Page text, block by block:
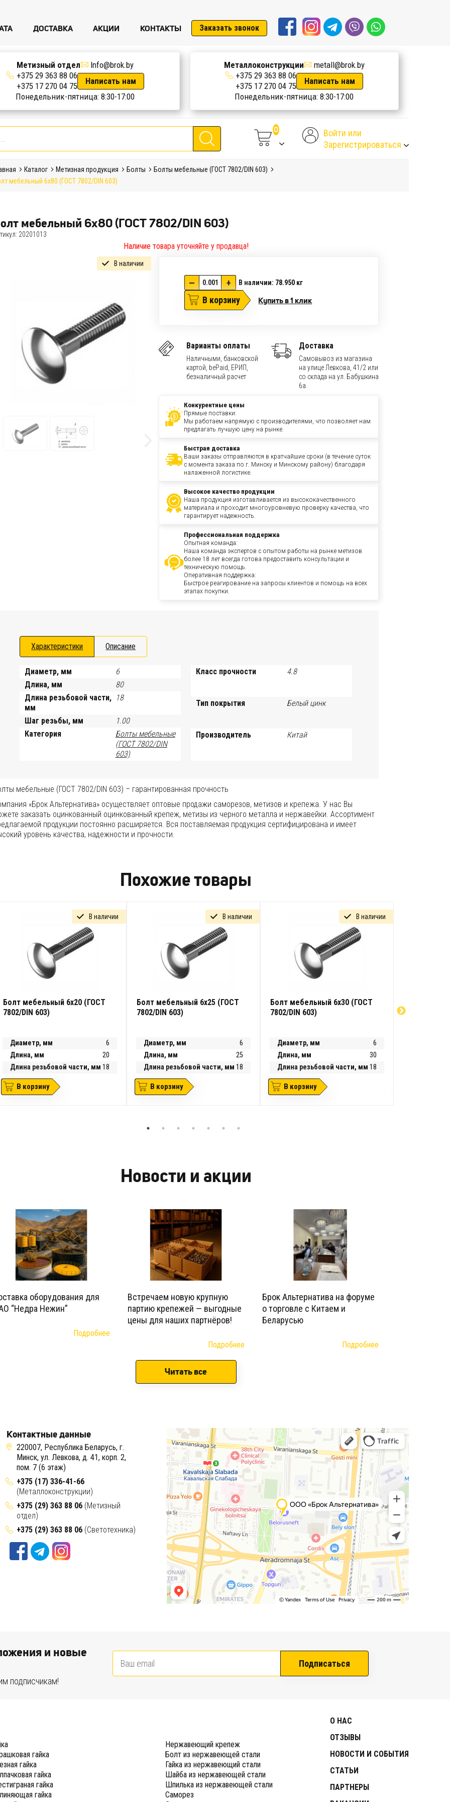
ДОСТАВКА АКЦИИ КОНТАКТЫ Заказать звонок
Метизный отдел
Info@brok.by
+375 29 363 88 06
+375 17 270 04 75
Написать нам
Понедельник-пятница: 8:30-17:00
Металлоконструкции
metall@brok.by
+375 29 363 88 06
+375 17 270 04 75
Написать нам
Понедельник-пятница: 8:30-17:00
Войти или
Зарегистрироваться
Каталог Метизная продукция Болты
Болты мебельные (ГОСТ 7802/DIN 603)
мебельный 6х80 (ГОСТ 7802/DIN 603)
мебельный 6х80 (ГОСТ 7802/DIN 603)
20201013
Наличие товара уточняйте у продавца!
В наличии
— + В наличии: 78.950 кг
В корзину Купить в 1 клик
Варианты оплаты
Наличными, банковской
картой, bePaid, ЕРИП,
безналичный расчет
Доставка
Самовывоз из магазина
на улице Левкова, 41/2 или
со склада на ул. Бабушкина
6а
Конкурентные цены
Прямые поставки:
Мы работаем напрямую с производителями, что позволяет нам
предлагать лучшую цену на рынке.
Быстрая доставка
Ваши заказы отправляются в кратчайшие сроки (в течение суток
с момента заказа по г. Минску и Минскому району) благодаря
налаженной логистике.
Высокое качество продукции
Наша продукция изготавливается из высококачественного
материала и проходит многоуровневую проверку качества, что
гарантирует надежность.
Профессиональная поддержка
Опытная команда:
Наша команда экспертов с опытом работы на рынке метизов
более 18 лет всегда готова предоставить консультации и
техническую помощь.
Оперативная поддержка:
Быстрое реагирование на запросы клиентов и помощь на всех
этапах покупки.
Характеристики Описание
Диаметр, мм
6
Длина, мм
80
Длина резьбовой части,
мм
18
Шаг резьбы, мм
1.00
Категория
Болты мебельные
(ГОСТ 7802/DIN
603)
Класс прочности 4.8
Тип покрытия Белый цинк
Производитель Китай
мебельные (ГОСТ 7802/DIN 603) – гарантированная прочность
«Брок Альтернатива» осуществляет оптовые продажи саморезов, метизов и крепежа. У нас Вы
заказать оцинкованный оцинкованный крепеж, метизы из черного металла и нержавейки. Ассортимент
продукции постоянно расширяется. Вся поставляемая продукция сертифицирована и имеет
уровень качества, надежности и прочности.
Похожие товары
В наличии
Болт мебельный 6х20 (ГОСТ
7802/DIN 603)
Диаметр, мм
6
Длина, мм
20
Длина резьбовой части, мм 18
В корзину
В наличии
Болт мебельный 6х25 (ГОСТ
7802/DIN 603)
Диаметр, мм
6
Длина, мм
25
Длина резьбовой части, мм 18
В корзину
В наличии
Болт мебельный 6х30 (ГОСТ
7802/DIN 603)
Диаметр, мм
6
Длина, мм
30
Длина резьбовой части, мм 18
В корзину
7802/DIN 603)
Новости и акции
оборудования для
“Недра Нежин”
Подробнее
Встречаем новую крупную
партию крепежей — выгодные
цены для наших партнёров!
Подробнее
Брок Альтернатива на форуме
о торговле с Китаем и
Беларусью
Подробнее
Читать все
Контактные данные
220007, Республика Беларусь, г.
Минск, ул. Левкова, д. 41, корп. 2,
пом. 7 (6 этаж)
+375 (17) 336-41-66
(Металлоконструкции)
+375 (29) 363 88 06 (Метизный
отдел)
+375 (29) 363 88 06 (Светотехника)
и новые
подписчикам!
Подписаться
гайка
гайка
гайка
гайка
гайка
Нержавеющий крепеж
Болт из нержавеющей стали
Гайка из нержавеющий стали
Шайба из нержавеющей стали
Шпилька из нержавеющей стали
Саморез
О НАС
ОТЗЫВЫ
НОВОСТИ И СОБЫТИЯ
СТАТЬИ
ПАРТНЕРЫ